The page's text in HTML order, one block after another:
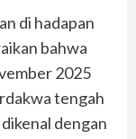
di hadapan
bahwa
2025
tengah
dengan